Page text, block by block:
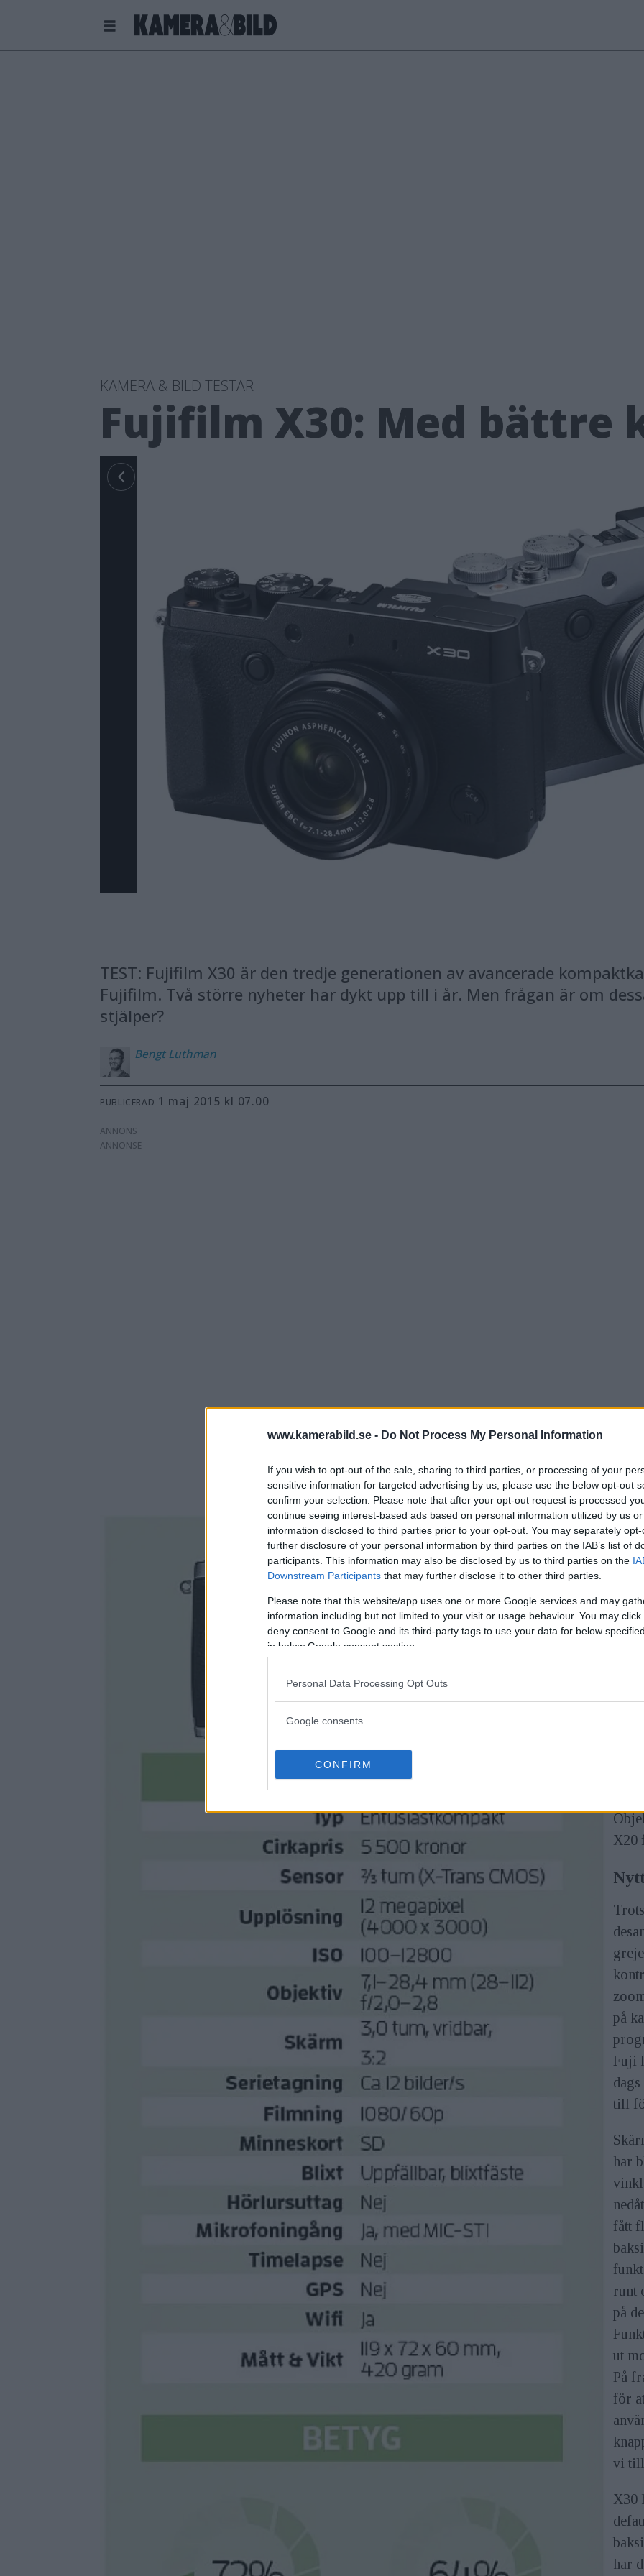
www.kamerabild.se - Do Not Process My Personal Information
If you wish to opt-out of the sale, sharing to third parties, or processing of your
sensitive information for targeted advertising by us, please use the below opt-out
confirm your selection. Please note that after your opt-out request is processed
continue seeing interest-based ads based on personal information utilized by us
information disclosed to third parties prior to your opt-out. You may separately
further disclosure of your personal information by third parties on the IAB’s list of
participants. This information may also be disclosed by us to third parties on the
Downstream Participants that may further disclose it to other third parties.
Please note that this website/app uses one or more Google services and may
information including but not limited to your visit or usage behaviour. You may
deny consent to Google and its third-party tags to use your data for below
in below Google consent section.
Personal Data Processing Opt Outs
Google consents
CONFIRM
KAMERA & BILD TESTAR
Fujifilm X30: Med bättre
TEST: Fujifilm X30 är den tredje generationen av avancerade
Fujifilm. Två större nyheter har dykt upp till i år. Men frågan är om
stjälper?
Bengt Luthman
PUBLICERAD 1 maj 2015 kl 07.00
ANNONS
och
ett
X20
på
Fuji
till
har
fått
runt
på
ut
På
för
vi
X30
har